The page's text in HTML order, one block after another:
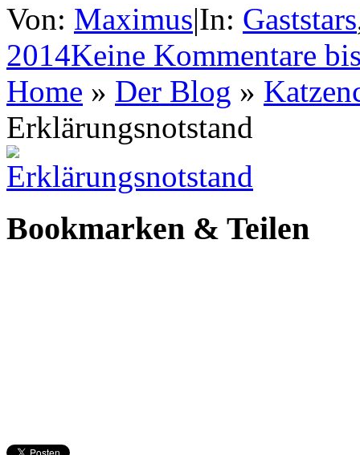
Von: Maximus|In: Gaststars
2014Keine Kommentare
Home » Der Blog »
Erklärungsnotstand
Bookmarken & Teilen